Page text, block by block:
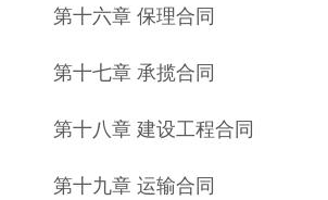
第十六章 保理合同
第十七章 承揽合同
第十八章 建设工程合同
第十九章 运输合同